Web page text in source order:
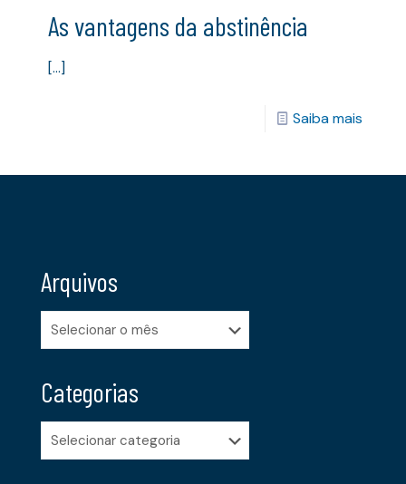
As vantagens da abstinência
[…]
Saiba mais
Arquivos
Arquivos
Categorias
Categorias